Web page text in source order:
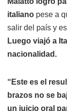
italiano pese a
salir del país y
Luego viajó a
nacionalidad.
“Este es el
brazos no se
un juicio oral